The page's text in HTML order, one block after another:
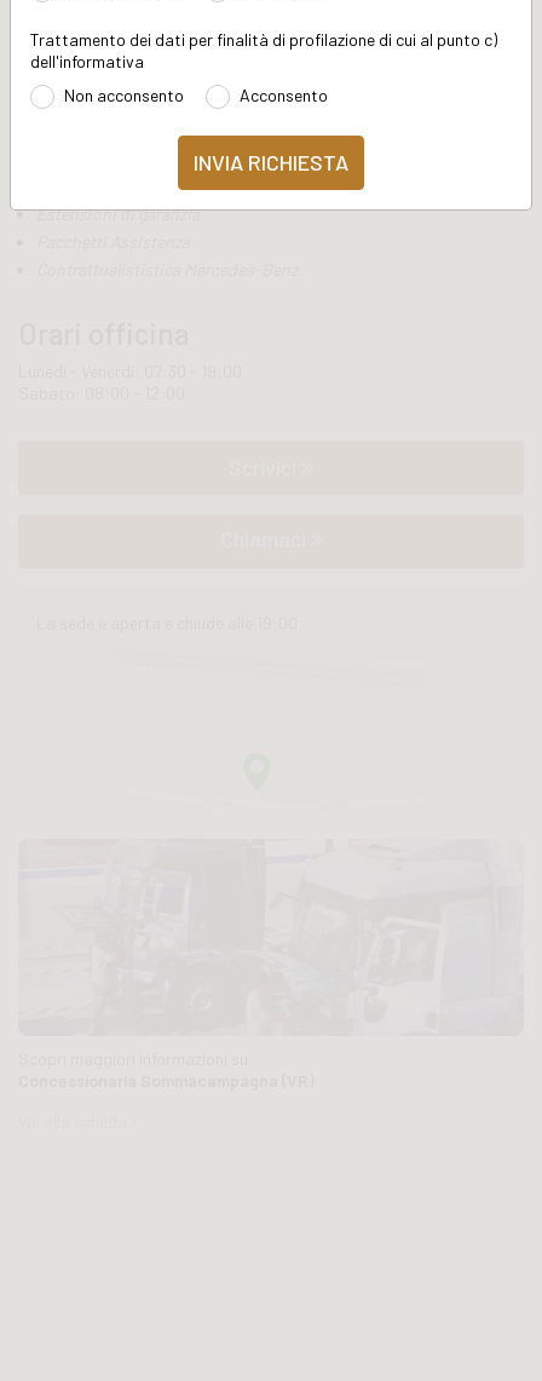
I nostri servizi
Con il servizio officina veicoli commerciali Mercedes di Verona
Sommacampagna, inoltre, avrai a disposizione un team di
persone che potranno seguirti per qualsiasi informazione e
Estensioni di garanzia
Trattamento dei dati per finalità di profilazione di cui al punto c)
dell'informativa
Non acconsento
Acconsento